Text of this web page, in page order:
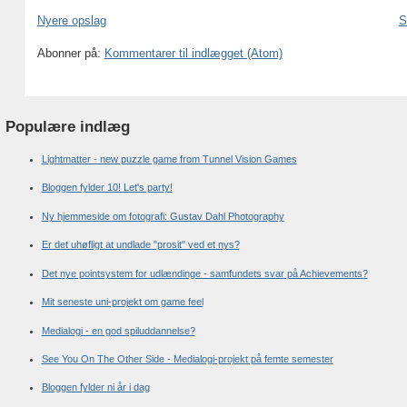
Nyere opslag
Abonner på: Kommentarer til indlægget (Atom)
Populære indlæg
Lightmatter - new puzzle game from Tunnel Vision Games
Bloggen fylder 10! Let's party!
Ny hjemmeside om fotografi: Gustav Dahl Photography
Er det uhøfligt at undlade "prosit" ved et nys?
Det nye pointsystem for udlændinge - samfundets svar på Achievements?
Mit seneste uni-projekt om game feel
Medialogi - en god spiluddannelse?
See You On The Other Side - Medialogi-projekt på femte semester
Bloggen fylder ni år i dag